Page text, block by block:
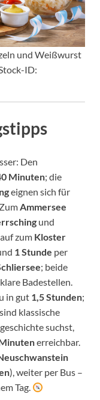
und Weißwurst
ID:
Den
Minuten; die
eignen sich für
Ammersee
und
zum Kloster
1 Stunde per
; beide
Badestellen.
in gut 1,5 Stunden;
sind klassische
suchst,
erreichbar.
), weiter per Bus –
Tag.